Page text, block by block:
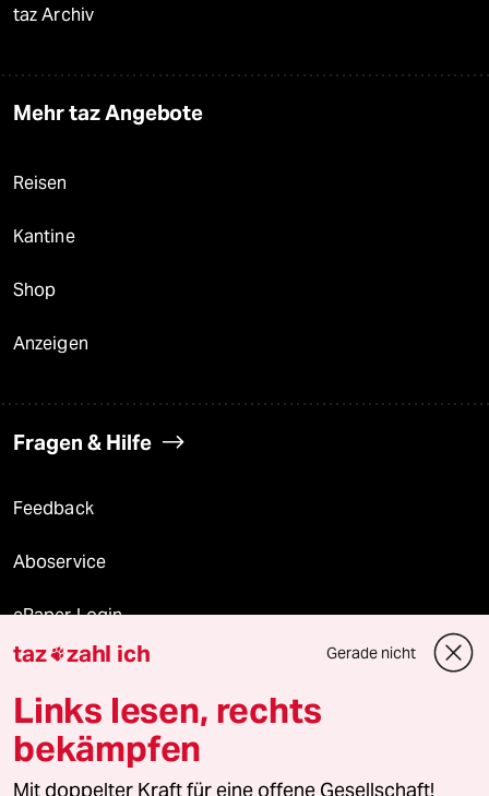
taz Archiv
Mehr taz Angebote
Reisen
Kantine
Shop
Anzeigen
Fragen & Hilfe
Feedback
Aboservice
ePaper Login
Downloads für Abonnierende
© 2026 taz Verlags und Vertriebs GmbH
Alle Rechte vorbehalten. Bei rechtlichen Fragen oder für Genehmigungen
taz zahl ich Gerade nicht
Links lesen, rechts
bekämpfen
Mit doppelter Kraft für eine offene Gesellschaft!